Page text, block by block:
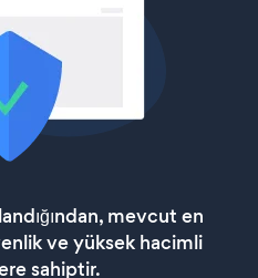
mevcut en
ve yüksek hacimli
sahiptir.